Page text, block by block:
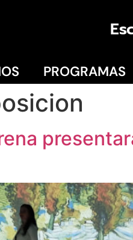
PROGRAMAS